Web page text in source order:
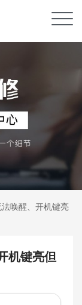
唤醒、开机键亮
机键亮但